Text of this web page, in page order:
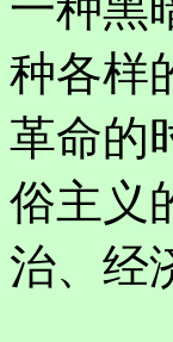
种各样
革命的
俗主义
治、经